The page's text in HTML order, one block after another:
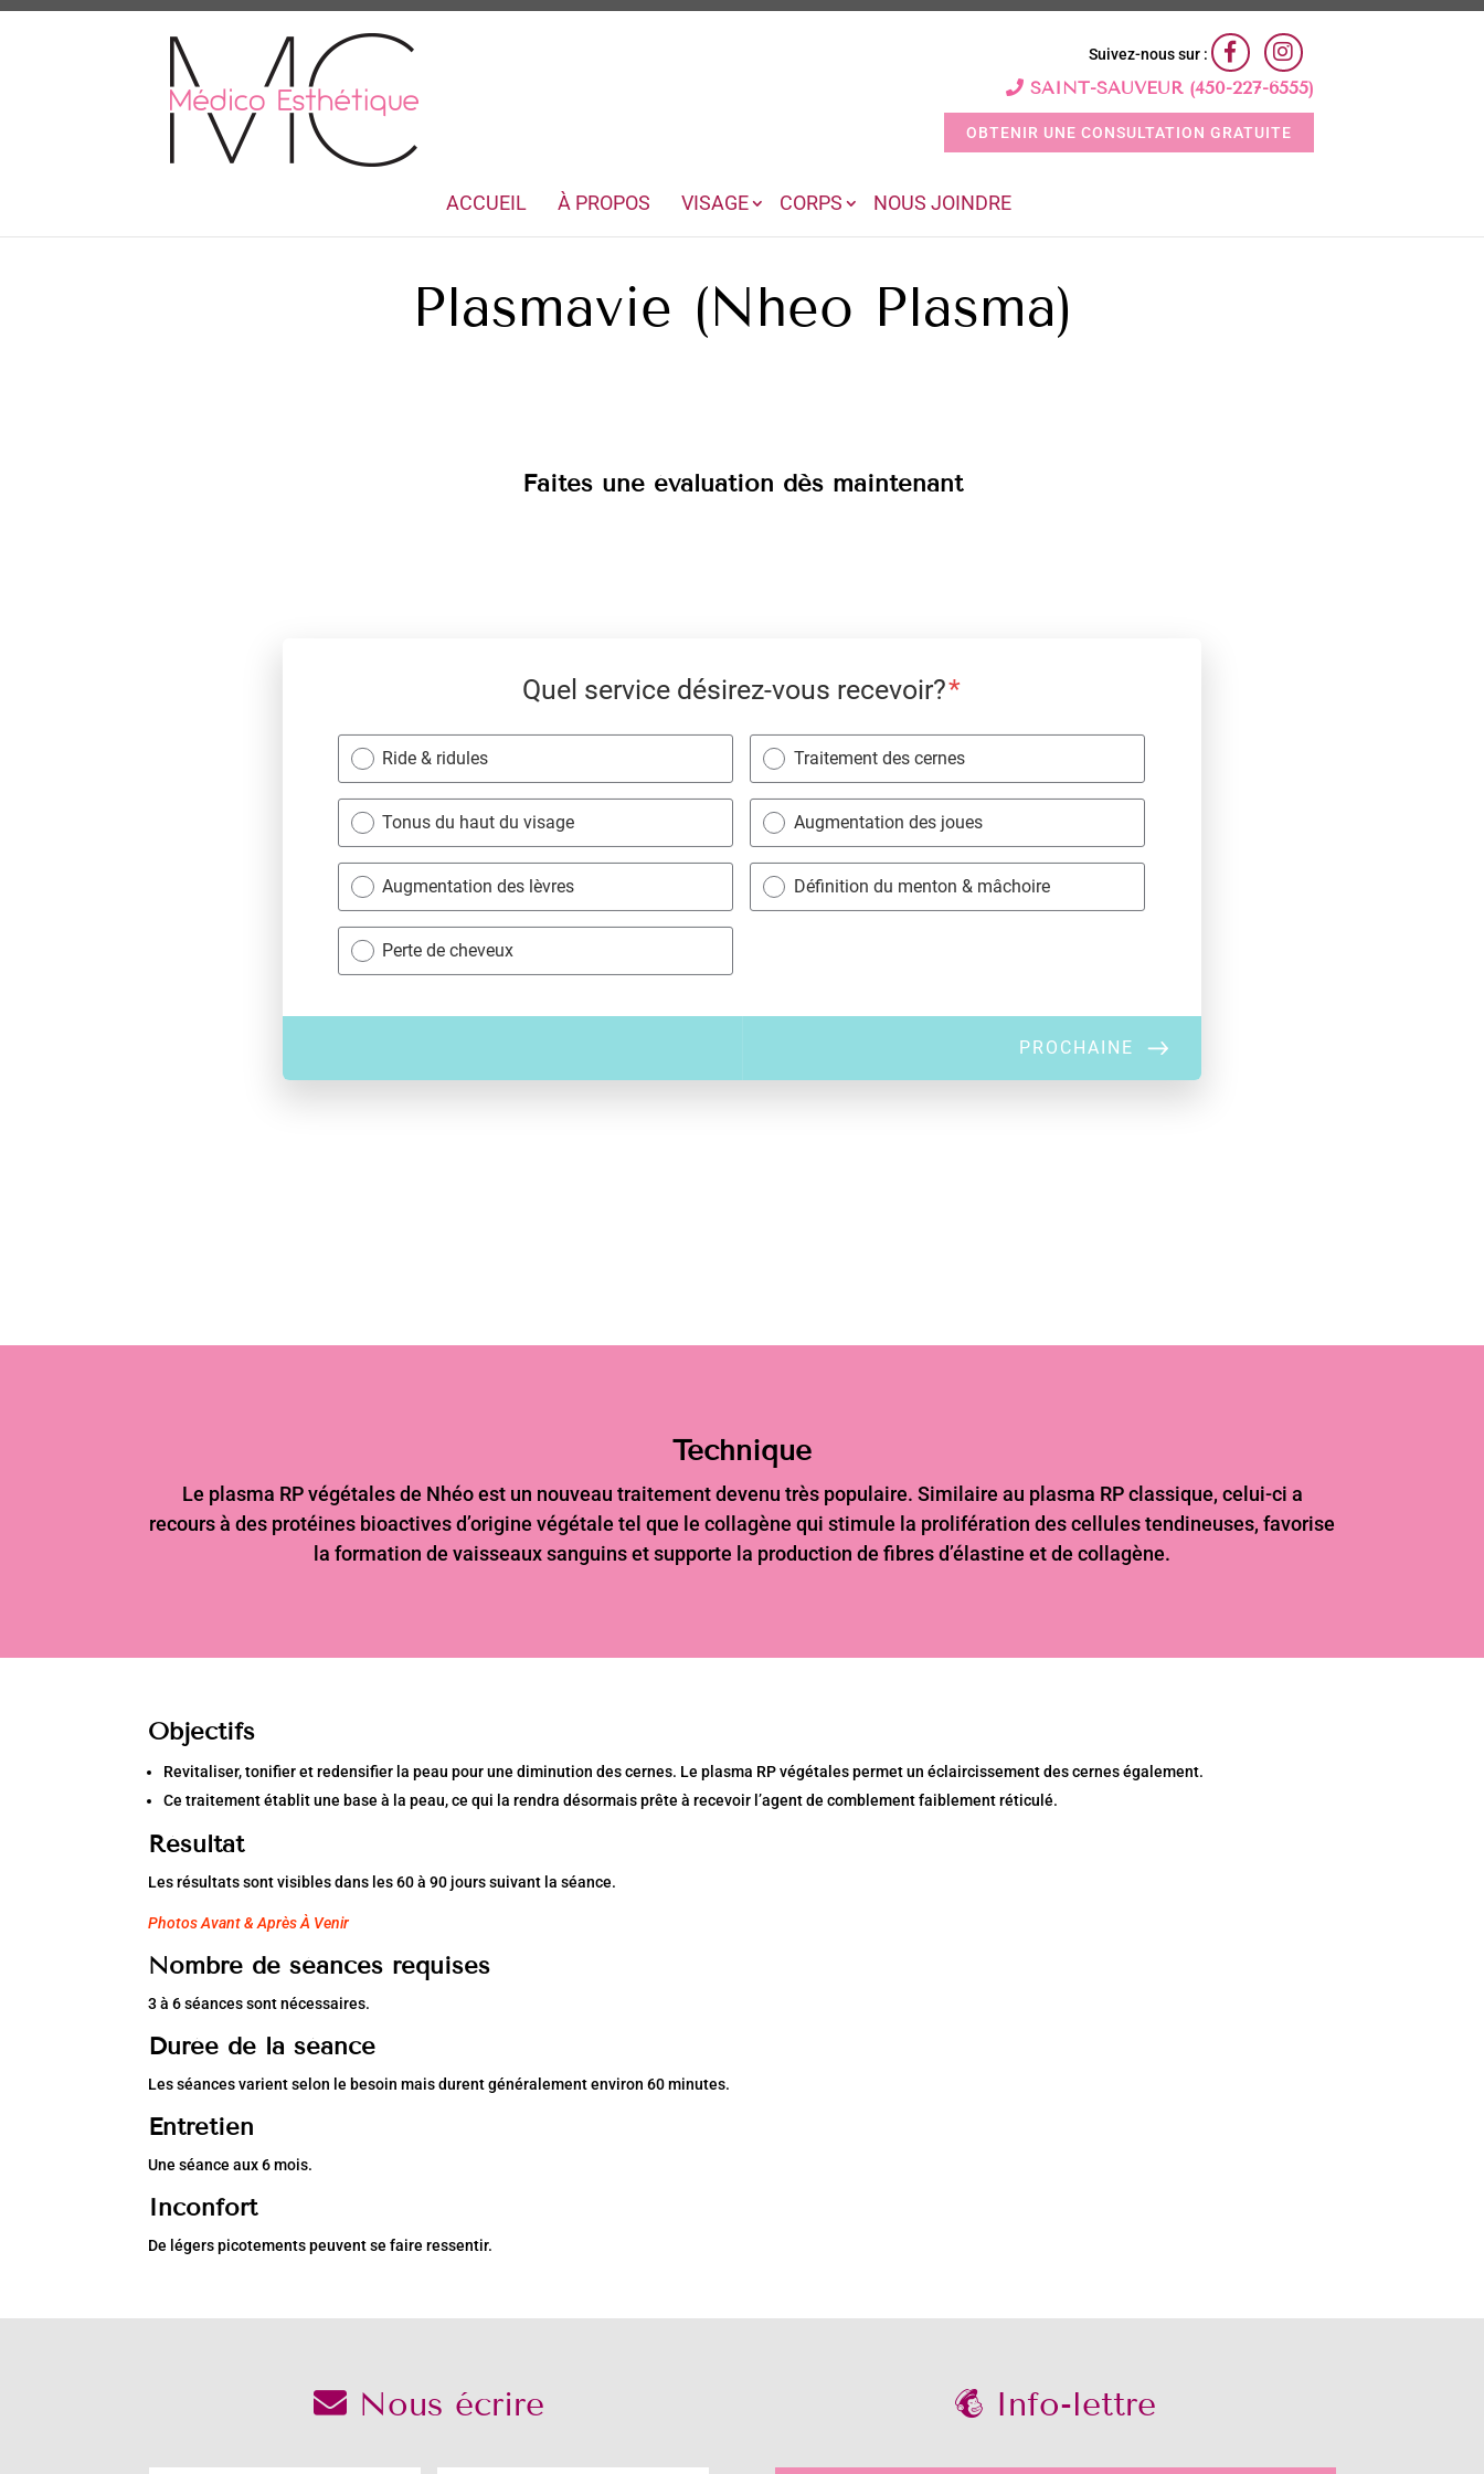
Suivez-nous sur :
SAINT-SAUVEUR (450-227-6555)
OBTENIR UNE CONSULTATION GRATUITE
ACCUEIL À PROPOS VISAGE CORPS NOUS JOINDRE
Plasmavie (Nheo Plasma)
Faites une évaluation dès maintenant
Technique
Le plasma RP végétales de Nhéo est un nouveau traitement devenu très populaire. Similaire au plasma RP classique, celui-ci a
recours à des protéines bioactives d’origine végétale tel que le collagène qui stimule la prolifération des cellules tendineuses, favorise
la formation de vaisseaux sanguins et supporte la production de fibres d’élastine et de collagène.
Objectifs
Revitaliser, tonifier et redensifier la peau pour une diminution des cernes. Le plasma RP végétales permet un éclaircissement des cernes également.
Ce traitement établit une base à la peau, ce qui la rendra désormais prête à recevoir l’agent de comblement faiblement réticulé.
Résultat
Les résultats sont visibles dans les 60 à 90 jours suivant la séance.
Photos Avant & Après À Venir
Nombre de séances requises
3 à 6 séances sont nécessaires.
Durée de la séance
Les séances varient selon le besoin mais durent généralement environ 60 minutes.
Entretien
Une séance aux 6 mois.
Inconfort
De légers picotements peuvent se faire ressentir.
Nous écrire Info-lettre